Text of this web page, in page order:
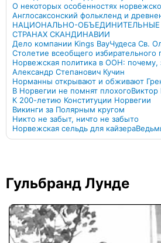
О некоторых особенностях
Англосаксонский фолькленд и
НАЦИОНАЛЬНО-ОБЪЕДИНИТЕЛЬНЫЕ
СТРАНАХ СКАНДИНАВИИ
Дело компании Kings BayЧудеса Св.
Столетие всеобщего избирательного
Норвежская политика в ООН: почему,
Александр Степанович Кучин
Норманны открывают и обживают
В Норвегии не помнят плохого
К 200-летию Конституции Норвегии
Викинги за Полярным кругом
Никто не забыт, ничто не забыто
Норвежская сельдь для кайзера
Гульбранд Лунде